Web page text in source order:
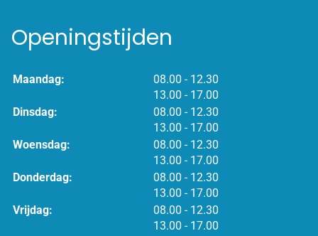
Openingstijden
Maandag: 08.00 tot
- 12.30
13.00 tot
- 17.00
Dinsdag:
08.00 tot
- 12.30
13.00 tot
- 17.00
Woensdag:
08.00 tot
- 12.30
13.00 tot
- 17.00
Donderdag:
08.00 tot
- 12.30
13.00 tot
- 17.00
Vrijdag:
08.00 tot
- 12.30
13.00 tot
- 17.00